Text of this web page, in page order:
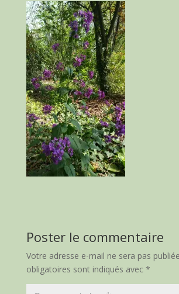
Poster le commentaire
Votre adresse e-mail ne sera pas
obligatoires sont indiqués avec *